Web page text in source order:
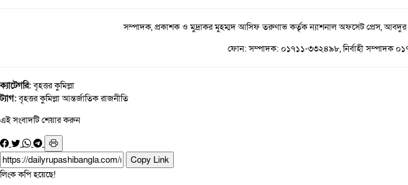
সম্পাদক, প্রকাশক ও মুদ্রাকর মুহম্মদ আসিফ তরুণাভ কর্তৃক ন্যাশনাল অফসেট প্রেস, আবদুর
ফোন: সম্পাদক: ০১৭১১-৩৩২৪৯৮, নির্বাহী সম্পাদক
ক্যাটেগরি: বৃহত্তর কুমিল্লা
ট্যাগ: বৃহত্তর কুমিল্লা আন্তর্জাতিক রাজনীতি
এই সংবাদটি শেয়ার করুন
Copy Link
লিংক কপি হয়েছে!